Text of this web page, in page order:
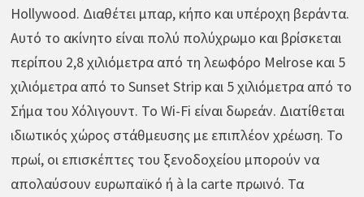
Hollywood. Διαθέτει μπαρ, κήπο και υπέροχη βεράντα.
Αυτό το ακίνητο είναι πολύ πολύχρωμο και βρίσκεται
περίπου 2,8 χιλιόμετρα από τη λεωφόρο Melrose και 5
χιλιόμετρα από το Sunset Strip και 5 χιλιόμετρα από το
Σήμα του Χόλιγουντ. Το Wi-Fi είναι δωρεάν. Διατίθεται
ιδιωτικός χώρος στάθμευσης με επιπλέον χρέωση. Το
πρωί, οι επισκέπτες του ξενοδοχείου μπορούν να
απολαύσουν ευρωπαϊκό ή à la carte πρωινό. Τα